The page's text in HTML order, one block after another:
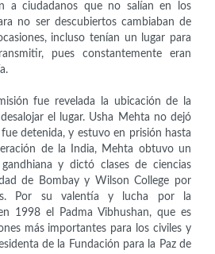
a ciudadanos que no salían en los
no ser descubiertos cambiaban de
incluso tenían un lugar para
pues constantemente eran
fue revelada la ubicación de la
el lugar. Usha Mehta no dejó
detenida, y estuvo en prisión hasta
de la India, Mehta obtuvo un
y dictó clases de ciencias
de Bombay y Wilson College por
Por su valentía y lucha por la
1998 el Padma Vibhushan, que es
más importantes para los civiles y
de la Fundación para la Paz de